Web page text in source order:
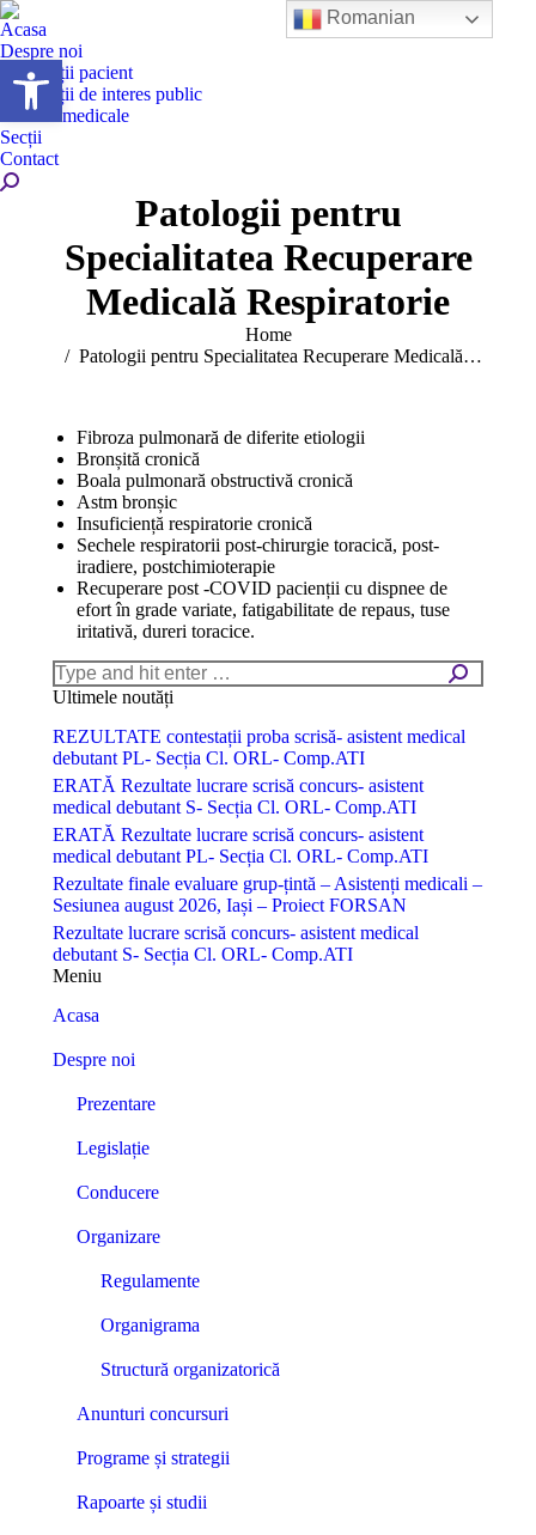
Deschide bara de unelte
Acasa
Despre noi
Informații pacient
Informații de interes public
Servicii medicale
Secții
Contact
Search:
Patologii pentru
Specialitatea Recuperare
Medicală Respiratorie
Home
Patologii pentru Specialitatea Recuperare Medicală…
Fibroza pulmonară de diferite etiologii
Bronșită cronică
Boala pulmonară obstructivă cronică
Astm bronșic
Insuficiență respiratorie cronică
Sechele respiratorii post-chirurgie toracică, post-
iradiere, postchimioterapie
Recuperare post -COVID pacienții cu dispnee de
efort în grade variate, fatigabilitate de repaus, tuse
iritativă, dureri toracice.
Search:
Ultimele noutăți
REZULTATE contestații proba scrisă- asistent medical
debutant PL- Secția Cl. ORL- Comp.ATI
ERATĂ Rezultate lucrare scrisă concurs- asistent
medical debutant S- Secția Cl. ORL- Comp.ATI
ERATĂ Rezultate lucrare scrisă concurs- asistent
medical debutant PL- Secția Cl. ORL- Comp.ATI
Rezultate finale evaluare grup-țintă – Asistenți medicali –
Sesiunea august 2026, Iași – Proiect FORSAN
Rezultate lucrare scrisă concurs- asistent medical
debutant S- Secția Cl. ORL- Comp.ATI
Meniu
Acasa
Despre noi
Prezentare
Legislație
Conducere
Organizare
Regulamente
Organigrama
Structură organizatorică
Anunturi concursuri
Programe și strategii
Rapoarte și studii
Romanian